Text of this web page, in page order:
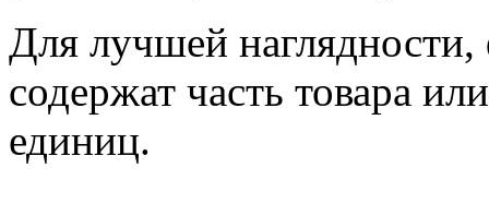
Для лучшей наглядности,
содержат часть товара
единиц.